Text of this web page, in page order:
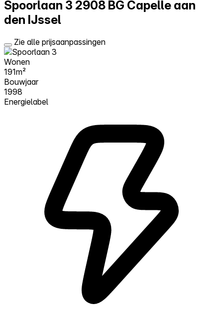
Spoorlaan 3 2908 BG Capelle aan
den IJssel
Zie alle prijsaanpassingen
Wonen
191m²
Bouwjaar
1998
Energielabel